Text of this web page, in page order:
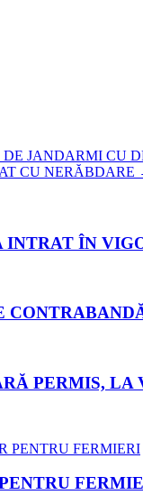
JANDARMI CU
CU NERĂBDARE
INTRAT ÎN
PERMIS, LA